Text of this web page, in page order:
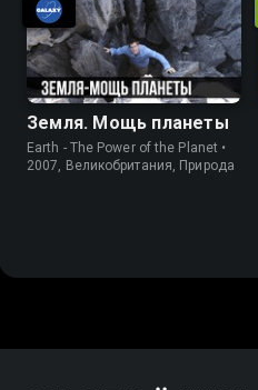
Земля. Мощь планеты
Earth - The Power of the Planet •
2007, Великобритания, Природа